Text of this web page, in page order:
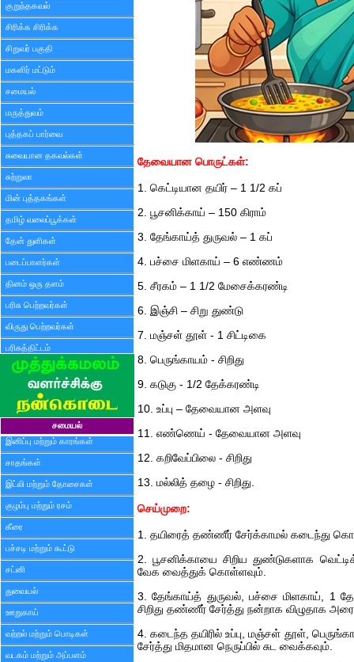
குறுந்தகவல்
சிரிக்க சிரிக்க
சிறுவர் பகுதி
மகளிர் மட்டும்
சமையல்
மருத்துவம்
புத்தகப் பார்வை
சுவையான தகவல்கள்
சுற்றுலா
மின் புத்தகங்கள்
தமிழ் வலைப்பூக்கள்
தேன் துளிகள்
படைப்பாளர்கள்
தினம் ஒரு தளம்
பரிசு பெற்றவர்கள்
விருது பெற்றவர்கள்
பரிசுத்திட்டம்
சமையல்
இனிப்பு மற்றும் காரங்கள்
சாதங்கள்
இட்லி மற்றும் தோசைகள்
குழம்பு மற்றும் ரசம்
கீரை
பச்சடி மற்றும் கூட்டு
சட்னி
துவையல்
ஊறுகாய்
வற்றல் மற்றும் பொடிகள்
வடகம் மற்றும் அப்பளம்
தேவையான பொருட்கள்:
1. கெட்டியான தயிர் – 1 1/2 கப்
2. பூசனிக்காய் – 150 கிராம்
3. தேங்காய்த் துருவல் – 1 கப்
4. பச்சை மிளகாய் – 6 எண்ணம்
5. சீரகம் – 1 1/2 மேசைக்கரண்டி
6. இஞ்சி – சிறு துண்டு
7. மஞ்சள் தூள் - 1 சிட்டிகை
8. பெருங்காயம் - சிறிது
9. கடுகு - 1/2 தேக்கரண்டி
10. உப்பு – தேவையான அளவு
11. எண்ணெய் - தேவையான அளவு
12. கறிவேப்பிலை - சிறிது
13. மல்லித் தழை - சிறிது.
செய்முறை:
1. தயிரைத் தண்ணீர் சேர்க்காமல் கடைந்து
2. பூசனிக்காயை சிறிய துண்டுகளாக
வேக வைத்துக் கொள்ளவும்.
3. தேங்காய்த் துருவல், பச்சை மிளகாய், 1
சிறிது தண்ணீர் சேர்த்து நன்றாக விழுதாக
4. கடைந்த தயிரில் உப்பு, மஞ்சள் தூள்,
சேர்த்து மிதமான நெருப்பில் சுட வைக்கவும்.